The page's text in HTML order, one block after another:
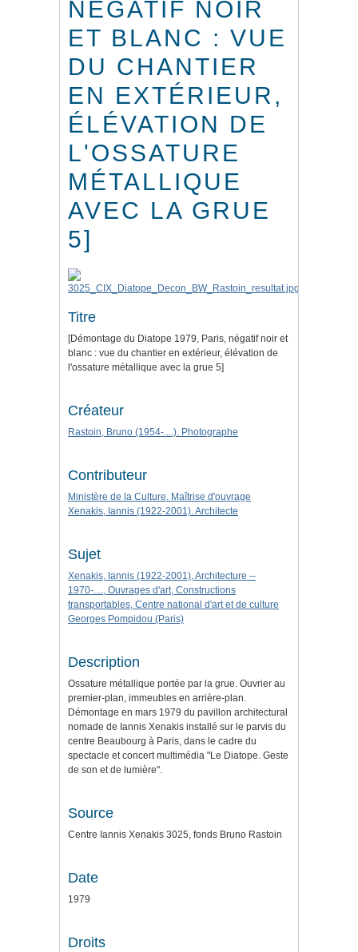
NÉGATIF NOIR
ET BLANC : VUE
DU CHANTIER
EN EXTÉRIEUR,
ÉLÉVATION DE
L'OSSATURE
MÉTALLIQUE
AVEC LA GRUE
5]
Titre
[Démontage du Diatope 1979, Paris, négatif noir et
blanc : vue du chantier en extérieur, élévation de
l'ossature métallique avec la grue 5]
Créateur
Rastoin, Bruno (1954-....). Photographe
Contributeur
Ministère de la Culture. Maîtrise d'ouvrage
Xenakis, Iannis (1922-2001). Architecte
Sujet
Xenakis, Iannis (1922-2001), Architecture --
1970-...., Ouvrages d'art, Constructions
transportables, Centre national d'art et de culture
Georges Pompidou (Paris)
Description
Ossature métallique portée par la grue. Ouvrier au
premier-plan, immeubles en arrière-plan.
Démontage en mars 1979 du pavillon architectural
nomade de Iannis Xenakis installé sur le parvis du
centre Beaubourg à Paris, dans le cadre du
spectacle et concert multimédia "Le Diatope. Geste
de son et de lumière".
Source
Centre Iannis Xenakis 3025, fonds Bruno Rastoin
Date
1979
Droits